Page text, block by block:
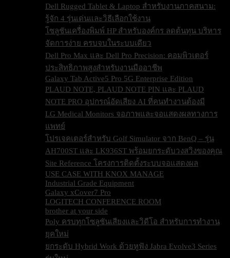
Dell Rugged Tablet & Laptop สำหรับงานภาคสนาม:
รู้จัก 4 รุ่นเด่นและวิธีเลือกใช้งาน
โซลูชันเครื่องพิมพ์ HP สำหรับองค์กร ลดต้นทุน บริหาร
จัดการง่าย ครบจบในระบบเดียว
Dell Pro Max และ Dell Pro Precision: คอมพิวเตอร์
ประสิทธิภาพสูงสำหรับงานมืออาชีพ
Galaxy Tab Active5 Pro 5G Enterprise Edition
PLAUD NOTE, PLAUD NOTE PIN และ PLAUD
NOTE PRO อุปกรณ์อัดเสียง AI ที่คนทำงานต้องมี
LG Medical Monitors จอภาพและจอแสดงผลทางการ
แพทย์
โปรเจคเตอร์สำหรับ Golf Simulator จาก BenQ – รุ่น
AH700ST และ LK936ST พร้อมยกระดับวงสวิงของคุณ
Site Reference โครงการติดตั้งระบบจอแสดงผล
USE CASE WITH KNOX MANAGE
Industrial Grade Equipment
Galaxy xCover7 Pro
LOGITECH CONFERENCE ROOM
brother at your side
Poly ครบทุกโซลูชันเสียงและวิดีโอ สำหรับการทำงาน
ยุคใหม่
ยกระดับ Hybrid Work ด้วยหูฟัง Jabra Evolve3 Series